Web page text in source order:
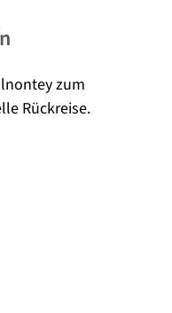
zum
Rückreise.